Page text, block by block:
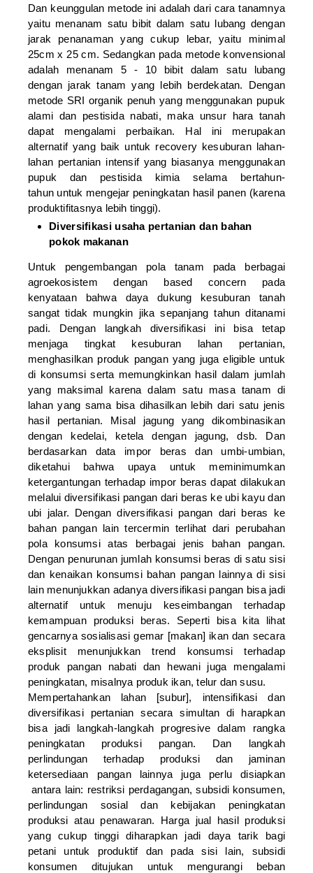
Dan keunggulan metode ini adalah dari cara tanamnya
yaitu menanam satu bibit dalam satu lubang dengan
jarak penanaman yang cukup lebar, yaitu minimal
25cm x 25 cm. Sedangkan pada metode konvensional
adalah menanam 5 - 10 bibit dalam satu lubang
dengan jarak tanam yang lebih berdekatan.
Dengan
metode SRI organik penuh yang menggunakan pupuk
alami dan pestisida nabati, maka unsur hara tanah
dapat mengalami perbaikan. Hal ini merupakan
alternatif yang baik untuk recovery kesuburan lahan-
lahan pertanian intensif yang biasanya menggunakan
pupuk dan pestisida kimia selama bertahun-
tahun untuk mengejar peningkatan hasil panen (karena
produktifitasnya lebih tinggi).
Diversifikasi usaha pertanian dan bahan
pokok makanan
Untuk pengembangan pola tanam pada berbagai
agroekosistem dengan based concern pada
kenyataan bahwa daya dukung kesuburan tanah
sangat tidak mungkin jika sepanjang tahun ditanami
padi. Dengan langkah diversifikasi ini bisa tetap
menjaga tingkat kesuburan lahan pertanian,
menghasilkan produk pangan yang juga eligible untuk
di konsumsi serta memungkinkan hasil dalam jumlah
yang maksimal karena dalam satu masa tanam di
lahan yang sama bisa dihasilkan lebih dari satu jenis
hasil pertanian. Misal jagung yang dikombinasikan
dengan kedelai, ketela dengan jagung, dsb. Dan
berdasarkan data impor beras dan umbi-umbian,
diketahui bahwa upaya untuk meminimumkan
ketergantungan terhadap impor beras dapat dilakukan
melalui diversifikasi pangan dari beras ke ubi kayu dan
ubi jalar. Dengan diversifikasi pangan dari beras ke
bahan pangan lain tercermin terlihat dari perubahan
pola konsumsi atas berbagai jenis bahan pangan.
Dengan penurunan jumlah konsumsi beras di satu sisi
dan kenaikan konsumsi bahan pangan lainnya di sisi
lain menunjukkan adanya diversifikasi pangan bisa jadi
alternatif untuk menuju keseimbangan terhadap
kemampuan produksi beras. Seperti bisa kita lihat
gencarnya sosialisasi gemar [makan] ikan dan secara
eksplisit menunjukkan trend konsumsi terhadap
produk pangan nabati dan hewani juga mengalami
peningkatan, misalnya produk ikan, telur dan susu.
Mempertahankan lahan [subur], intensifikasi dan
diversifikasi pertanian secara simultan di harapkan
bisa jadi langkah-langkah progresive dalam rangka
peningkatan produksi pangan. Dan langkah
perlindungan terhadap produksi dan jaminan
ketersediaan pangan lainnya juga perlu disiapkan
antara lain: restriksi perdagangan, subsidi konsumen,
perlindungan sosial dan kebijakan peningkatan
produksi atau penawaran. Harga jual hasil produksi
yang cukup tinggi diharapkan jadi daya tarik bagi
petani untuk produktif dan pada sisi lain, subsidi
konsumen ditujukan untuk mengurangi beban